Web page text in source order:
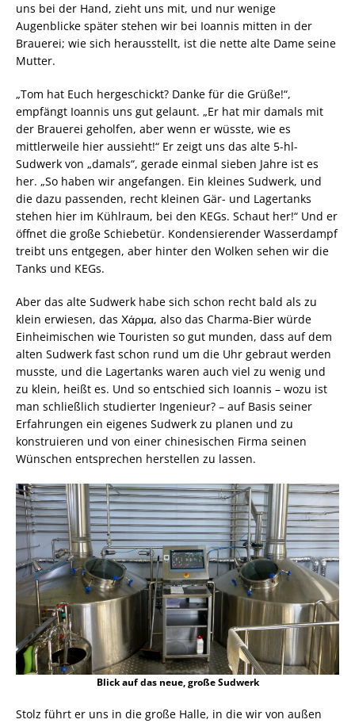
uns bei der Hand, zieht uns mit, und nur wenige
Augenblicke später stehen wir bei Ioannis mitten in der
Brauerei; wie sich herausstellt, ist die nette alte Dame seine
Mutter.
„Tom hat Euch hergeschickt? Danke für die Grüße!“,
empfängt Ioannis uns gut gelaunt. „Er hat mir damals mit
der Brauerei geholfen, aber wenn er wüsste, wie es
mittlerweile hier aussieht!“ Er zeigt uns das alte 5-hl-
Sudwerk von „damals“, gerade einmal sieben Jahre ist es
her. „So haben wir angefangen. Ein kleines Sudwerk, und
die dazu passenden, recht kleinen Gär- und Lagertanks
stehen hier im Kühlraum, bei den KEGs. Schaut her!“ Und er
öffnet die große Schiebetür. Kondensierender Wasserdampf
treibt uns entgegen, aber hinter den Wolken sehen wir die
Tanks und KEGs.
Aber das alte Sudwerk habe sich schon recht bald als zu
klein erwiesen, das Χάρμα, also das Charma-Bier würde
Einheimischen wie Touristen so gut munden, dass auf dem
alten Sudwerk fast schon rund um die Uhr gebraut werden
musste, und die Lagertanks waren auch viel zu wenig und
zu klein, heißt es. Und so entschied sich Ioannis – wozu ist
man schließlich studierter Ingenieur? – auf Basis seiner
Erfahrungen ein eigenes Sudwerk zu planen und zu
konstruieren und von einer chinesischen Firma seinen
Wünschen entsprechen herstellen zu lassen.
Blick auf das neue, große Sudwerk
Stolz führt er uns in die große Halle, in die wir von außen